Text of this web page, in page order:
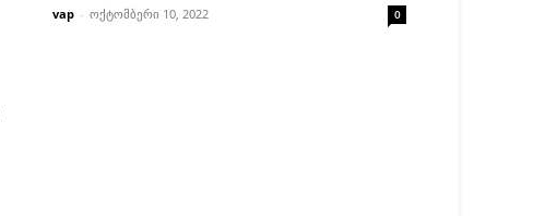
vap - ოქტომბერი 10, 2022 0